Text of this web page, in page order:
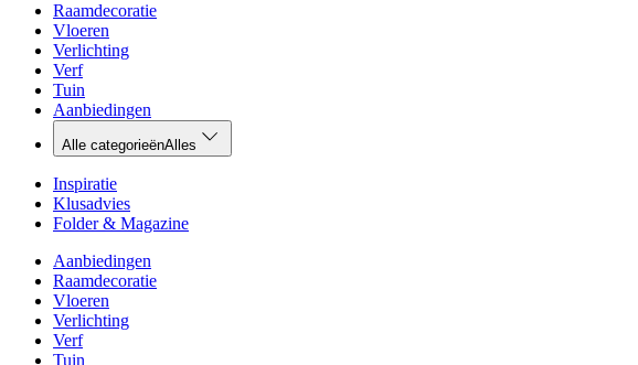
Raamdecoratie
Vloeren
Verlichting
Verf
Tuin
Aanbiedingen
Alle categorieënAlles
Inspiratie
Klusadvies
Folder & Magazine
Aanbiedingen
Raamdecoratie
Vloeren
Verlichting
Verf
Tuin